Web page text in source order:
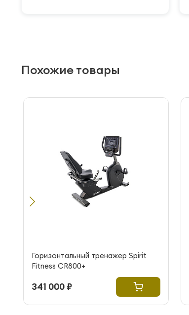
Похожие товары
Горизонтальный тренажер Spirit
Fitness CR800+
341 000 ₽